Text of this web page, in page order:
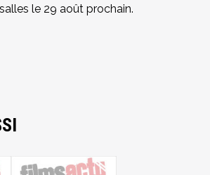
le 29 août prochain.